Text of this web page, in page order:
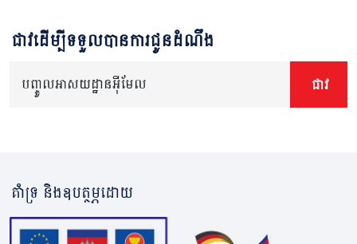
ជាវដើម្បីទទួលបានការជូនដំណឹង
បញ្ចូលអាសយដ្ឋានអ៊ីមែល ជាវ
គាំទ្រ និងឧបត្ថម្ភដោយ